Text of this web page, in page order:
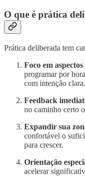
O que é prática
Prática deliberada tem
Foco em aspectos
programar por
com intenção clara.
Feedback
no caminho certo
Expandir sua
confortável o
para crescer.
Orientação
acelerar